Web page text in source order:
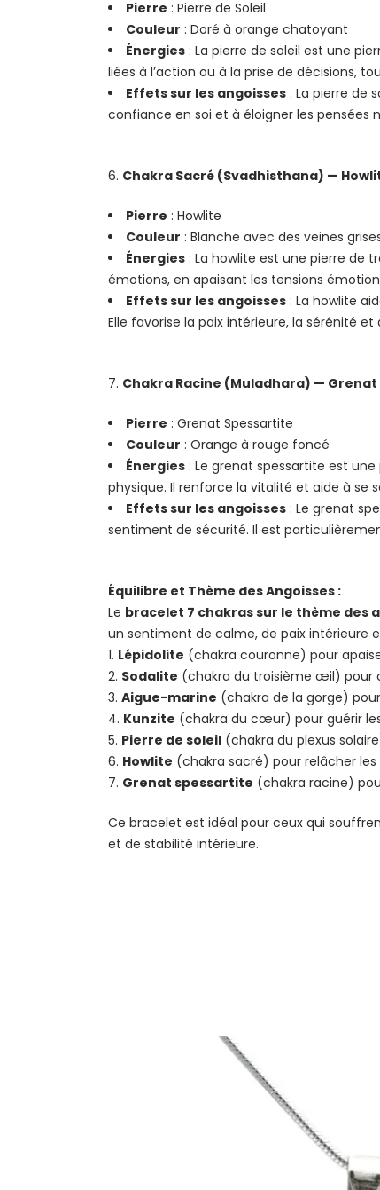
Pierre : Pierre de Soleil
Couleur : Doré à orange chatoyant
Énergies : La pierre de soleil est une
liées à l’action ou à la prise de décisions,
Effets sur les angoisses : La pierre de
confiance en soi et à éloigner les
Chakra Sacré (Svadhisthana) —
Pierre : Howlite
Couleur : Blanche avec des veines
Énergies : La howlite est une pierre de
émotions, en apaisant les tensions
Effets sur les angoisses : La howlite
Elle favorise la paix intérieure, la sérénité
Chakra Racine (Muladhara) —
Pierre : Grenat Spessartite
Couleur : Orange à rouge foncé
Énergies : Le grenat spessartite est
physique. Il renforce la vitalité et aide à se
Effets sur les angoisses : Le grenat
sentiment de sécurité. Il est
Équilibre et Thème des Angoisses :
Le bracelet 7 chakras sur le thème des
un sentiment de calme, de paix intérieure
Lépidolite (chakra couronne) pour
Sodalite (chakra du troisième œil) pour
Aigue-marine (chakra de la gorge)
Kunzite (chakra du cœur) pour guérir
Pierre de soleil (chakra du plexus
Howlite (chakra sacré) pour relâcher
Grenat spessartite (chakra racine)
Ce bracelet est idéal pour ceux qui
et de stabilité intérieure.